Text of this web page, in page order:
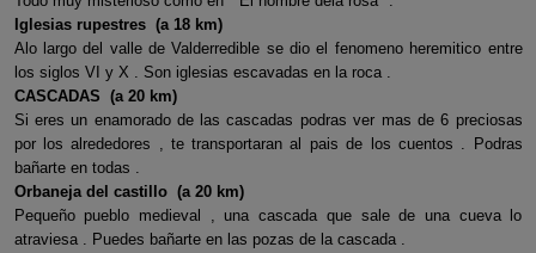
Iglesias rupestres (a 18 km)
Alo largo del valle de Valderredible se dio el fenomeno heremitico entre
los siglos VI y X . Son iglesias escavadas en la roca .
CASCADAS (a 20 km)
Si eres un enamorado de las cascadas podras ver mas de 6 preciosas
por los alrededores , te transportaran al pais de los cuentos . Podras
bañarte en todas .
Orbaneja del castillo (a 20 km)
Pequeño pueblo medieval , una cascada que sale de una cueva lo
atraviesa . Puedes bañarte en las pozas de la cascada .